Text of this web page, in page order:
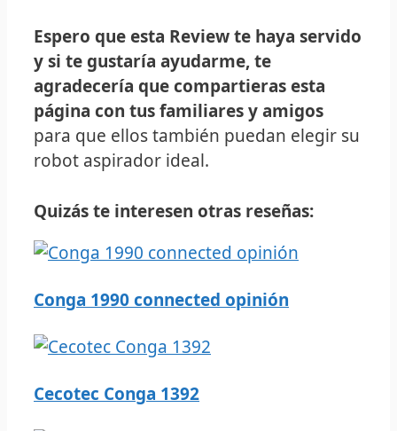
Espero que esta Review te haya servido
y si te gustaría ayudarme, te
agradecería que compartieras esta
página con tus familiares y amigos
para que ellos también puedan elegir su
robot aspirador ideal.
Quizás te interesen otras reseñas:
Conga 1990 connected opinión
Cecotec Conga 1392